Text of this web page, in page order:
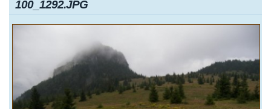
100_1292.JPG